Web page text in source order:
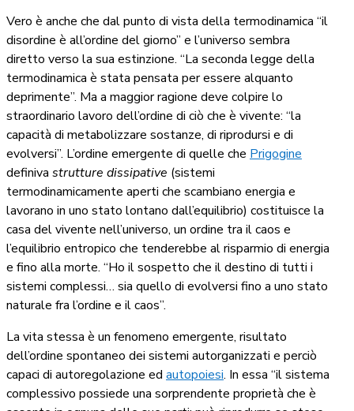
Vero è anche che dal punto di vista della termodinamica “il
disordine è all’ordine del giorno” e l’universo sembra
diretto verso la sua estinzione. “La seconda legge della
termodinamica è stata pensata per essere alquanto
deprimente”. Ma a maggior ragione deve colpire lo
straordinario lavoro dell’ordine di ciò che è vivente: “la
capacità di metabolizzare sostanze, di riprodursi e di
evolversi”. L’ordine emergente di quelle che Prigogine
definiva strutture dissipative (sistemi
termodinamicamente aperti che scambiano energia e
lavorano in uno stato lontano dall’equilibrio) costituisce la
casa del vivente nell’universo, un ordine tra il caos e
l’equilibrio entropico che tenderebbe al risparmio di energia
e fino alla morte. “Ho il sospetto che il destino di tutti i
sistemi complessi… sia quello di evolversi fino a uno stato
naturale fra l’ordine e il caos”.
La vita stessa è un fenomeno emergente, risultato
dell’ordine spontaneo dei sistemi autorganizzati e perciò
capaci di autoregolazione ed autopoiesi. In essa “il sistema
complessivo possiede una sorprendente proprietà che è